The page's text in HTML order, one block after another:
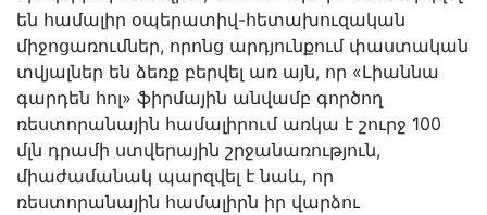
են համալիր օպերատիվ-հետախուզական
միջոցառումներ, որոնց արդյունքում փաստական
տվյալներ են ձեռք բերվել առ այն, որ «Լիաննա
գարդեն հոլ» ֆիրմային անվամբ գործող
ռեստորանային համալիրում առկա է շուրջ 100
մլն դրամի ստվերային շրջանառություն,
միաժամանակ պարզվել է նաև, որ
ռեստորանային համալիրն իր վարձու